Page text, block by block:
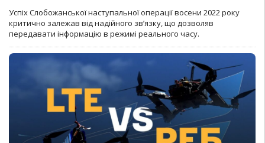
Успіх Слобожанської наступальної операції восени 2022 року
критично залежав від надійного зв’язку, що дозволяв
передавати інформацію в режимі реального часу.